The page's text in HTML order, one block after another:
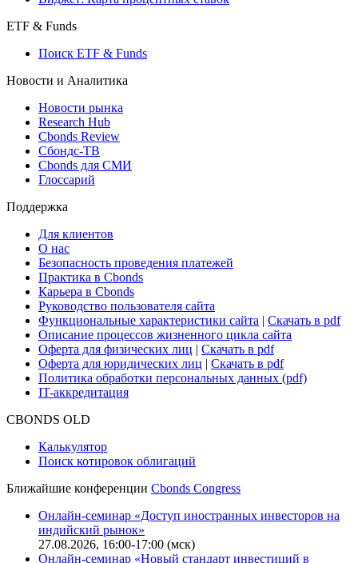
Макроэкономика
Виджет: Карта процентных ставок
ETF & Funds
Поиск ETF & Funds
Новости и Аналитика
Новости рынка
Research Hub
Сбондс-ТВ
Глоссарий
Поддержка
Для клиентов
О нас
Безопасность проведения платежей
Практика в Cbonds
Карьера в Cbonds
Руководство пользователя сайта
Функциональные характеристики сайта|Скачать в pdf
Описание процессов жизненного цикла сайта
Оферта для юридических лиц
IT-аккредитация
Поиск котировок облигаций
Ближайшие конференцииCbonds Congress